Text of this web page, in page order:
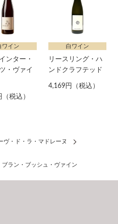
ワイン
ンター・
・ヴァイ
税込）
白ワイン
リースリング・ハ
ンドクラフテッド
4,169円（税込）
ヴ・ド・ラ・マドレーヌ
ラン・ブッシュ・ヴァイン